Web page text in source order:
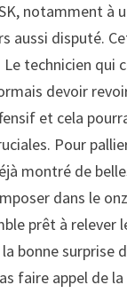
notamment à
disputé.
technicien
devoir
et cela
Pour
montré de
dans le
prêt à
bonne surprise
faire appel de